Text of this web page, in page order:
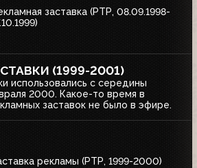
заставка (РТР, 08.09.1998-
(1999-2001)
использовались с середины
2000. Какое-то время в
заставок не было в эфире.
рекламы (РТР, 1999-2000)